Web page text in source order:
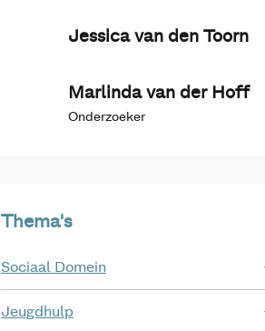
Jessica van den Toorn
Marlinda van der Hoff
Onderzoeker
Thema's
Sociaal Domein
Jeugdhulp